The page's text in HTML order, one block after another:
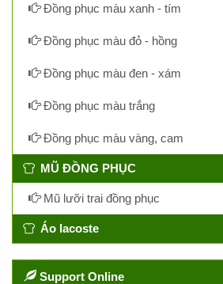
Đồng phục màu xanh - tím
Đồng phục màu đỏ - hồng
Đồng phục màu đen - xám
Đồng phục màu trắng
Đồng phục màu vàng, cam
MŨ ĐỒNG PHỤC
Mũ lưỡi trai đồng phục
Áo lacoste
Support Online